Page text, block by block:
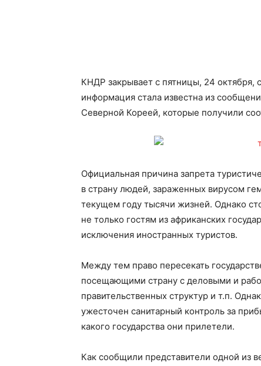
КНДР закрывает с пятницы, 24 октября,
информация стала известна из
Северной Кореей, которые получили
Официальная причина запрета
в страну людей, зараженных вирусом
текущем году тысячи жизней. Однако
не только гостям из африканских
исключения иностранных туристов.
Между тем право пересекать
посещающими страну с деловыми и
правительственных структур и т.п.
ужесточен санитарный контроль за
какого государства они прилетели.
Как сообщили представители одной из